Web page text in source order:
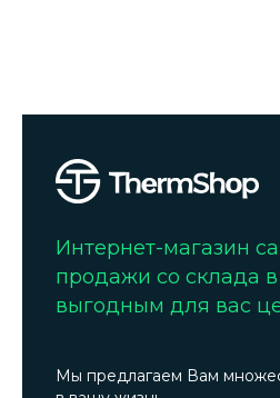
Интернет-магазин
продажи со склада
выгодным для вас
Мы предлагаем Вам